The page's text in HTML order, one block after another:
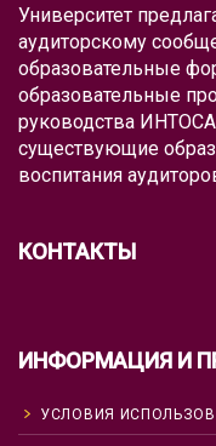
Университет
аудиторскому
образовательные
образовательные
руководства
существующие
воспитания
КОНТАКТЫ
ИНФОРМАЦИЯ И
УСЛОВИЯ